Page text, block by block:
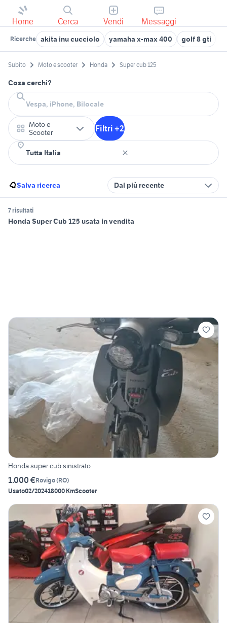
Home Cerca Vendi Messaggi
Ricerche akita inu cucciolo yamaha x-max 400 golf 8 gti
Subito Moto e scooter Honda Super cub 125
Cosa cerchi?
Moto e
Scooter
Filtri +2
Salva ricerca Dal più recente
7 risultati
Honda Super Cub 125 usata in vendita
Honda super cub sinistrato
1.000 €Rovigo(RO)
Usato02/202418000 KmScooter